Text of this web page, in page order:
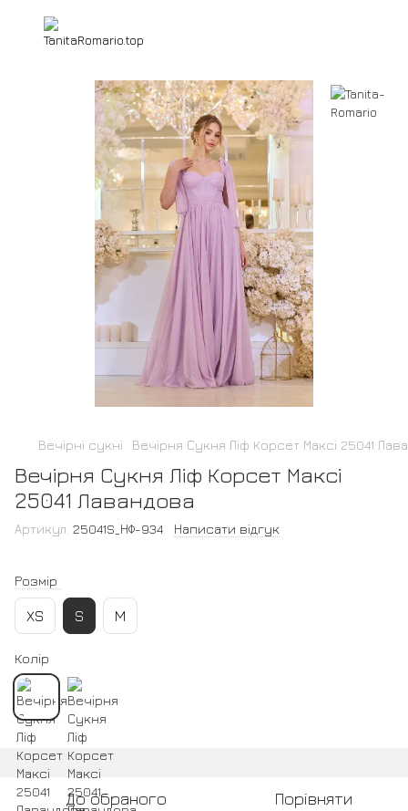
Вечірні сукні Вечірня Сукня Ліф Корсет Максі 25041
Вечірня Сукня Ліф Корсет Максі
25041 Лавандова
Артикул: 25041S_НФ-934 Написати відгук
Розмір
XS S M
Колір
До обраного Порівняти